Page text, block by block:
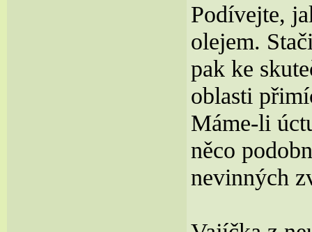
Podívejte,
olejem.
pak ke
oblasti
Máme-li
něco
nevinných